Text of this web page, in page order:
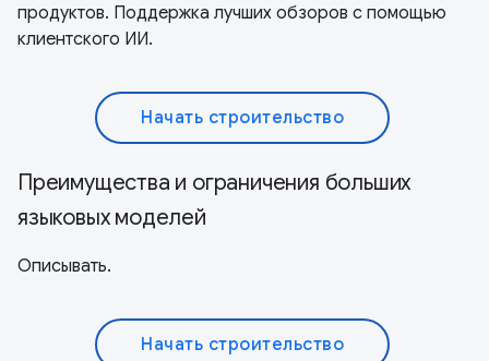
продуктов. Поддержка лучших обзоров с помощью
клиентского ИИ.
Начать строительство
Преимущества и ограничения больших
языковых моделей
Описывать.
Начать строительство